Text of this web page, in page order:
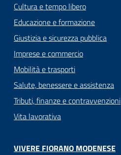
Cultura e tempo libero
Educazione e formazione
Giustizia e sicurezza pubblica
Imprese e commercio
Mobilità e trasporti
Salute, benessere e assistenza
Tributi, finanze e contravvenzioni
Vita lavorativa
VIVERE FIORANO MODENESE